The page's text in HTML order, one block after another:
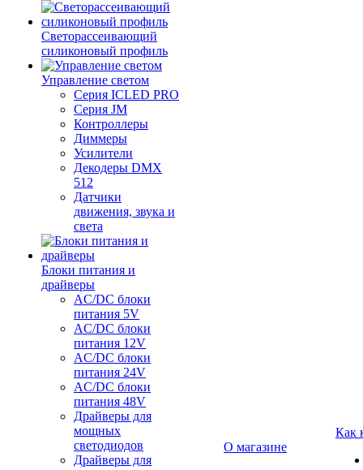
Светорассеивающий
силиконовый профиль
Управление светом
Серия ICLED PRO
Серия JM
Контроллеры
Диммеры
Усилители
Декодеры DMX
512
Датчики
движения, звука и
света
Блоки питания и
драйверы
AC/DC блоки
питания 5V
AC/DC блоки
питания 12V
AC/DC блоки
питания 24V
AC/DC блоки
питания 48V
Драйверы для
мощных
светодиодов
Драйверы для
О магазине
Как